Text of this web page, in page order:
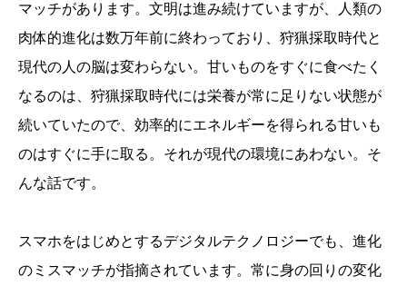
マッチがあります。文明は進み続けていますが、人類の
肉体的進化は数万年前に終わっており、狩猟採取時代と
現代の人の脳は変わらない。甘いものをすぐに食べたく
なるのは、狩猟採取時代には栄養が常に足りない状態が
続いていたので、効率的にエネルギーを得られる甘いも
のはすぐに手に取る。それが現代の環境にあわない。そ
んな話です。
スマホをはじめとするデジタルテクノロジーでも、進化
のミスマッチが指摘されています。常に身の回りの変化